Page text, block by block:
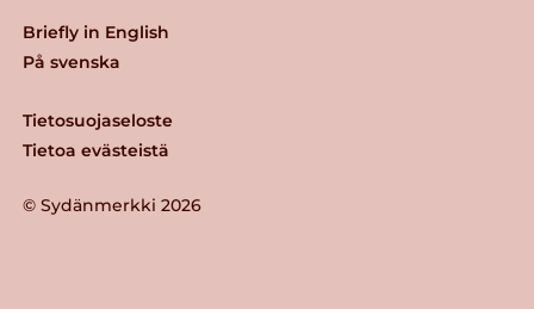
© Sydänmerkki 2026
Tietosuojaseloste
Tietoa evästeistä
Briefly in English
På svenska